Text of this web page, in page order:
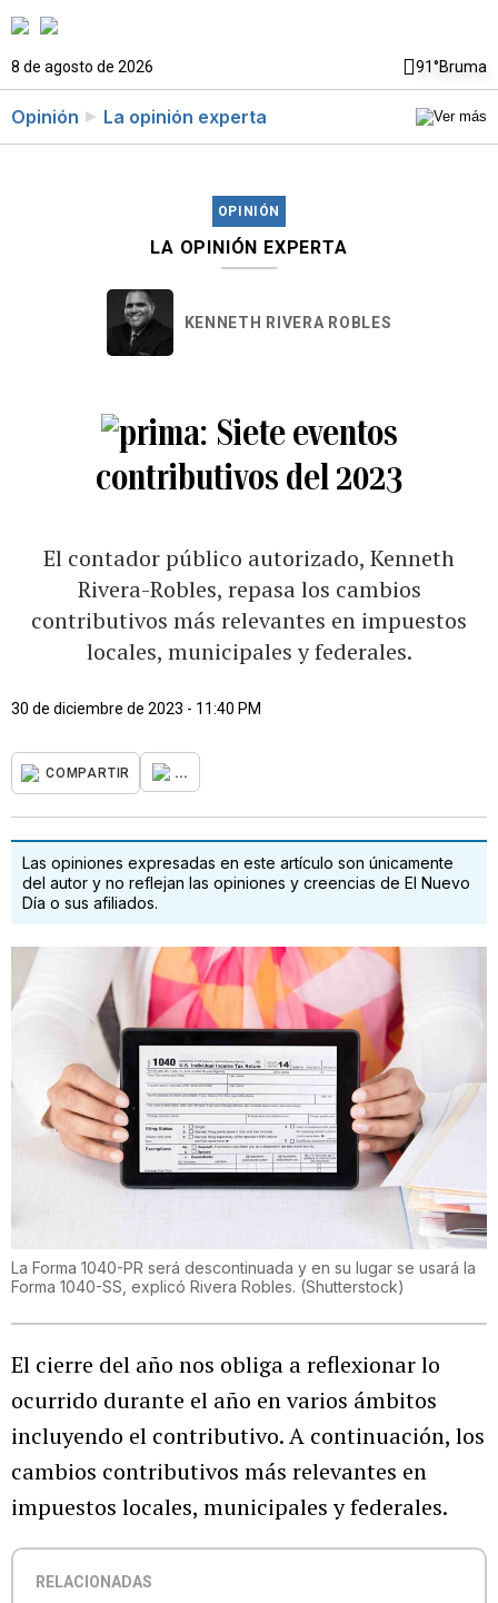
8 de agosto de 2026 91°Bruma
Opinión La opinión experta
OPINIÓN
LA OPINIÓN EXPERTA
KENNETH RIVERA ROBLES
Siete eventos
contributivos del 2023
El contador público autorizado, Kenneth
Rivera-Robles, repasa los cambios
contributivos más relevantes en impuestos
locales, municipales y federales.
30 de diciembre de 2023 - 11:40 PM
COMPARTIR ...
Las opiniones expresadas en este artículo son únicamente
del autor y no reflejan las opiniones y creencias de El Nuevo
Día o sus afiliados.
La Forma 1040-PR será descontinuada y en su lugar se usará la
Forma 1040-SS, explicó Rivera Robles. (Shutterstock)
El cierre del año nos obliga a reflexionar lo
ocurrido durante el año en varios ámbitos
incluyendo el contributivo. A continuación, los
cambios contributivos más relevantes en
impuestos locales, municipales y federales.
RELACIONADAS